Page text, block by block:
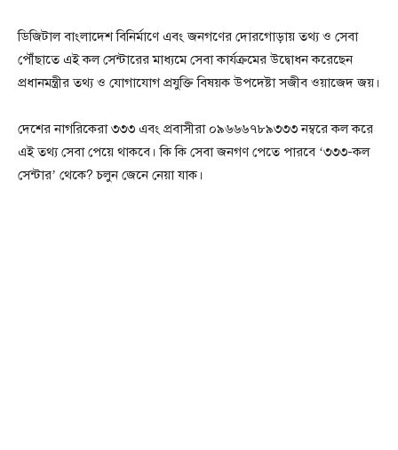
ডিজিটাল বাংলাদেশ বিনির্মাণে এবং জনগণের দোরগোড়ায় তথ্য ও সেবা
পৌঁছাতে এই কল সেন্টারের মাধ্যমে সেবা কার্যক্রমের উদ্বোধন করেছেন
প্রধানমন্ত্রীর তথ্য ও যোগাযোগ প্রযুক্তি বিষয়ক উপদেষ্টা সজীব ওয়াজেদ জয়।
দেশের নাগরিকেরা ৩৩৩ এবং প্রবাসীরা ০৯৬৬৬৭৮৯৩৩৩ নম্বরে কল করে
এই তথ্য সেবা পেয়ে থাকবে। কি কি সেবা জনগণ পেতে পারবে ‘৩৩৩-কল
সেন্টার’ থেকে? চলুন জেনে নেয়া যাক।